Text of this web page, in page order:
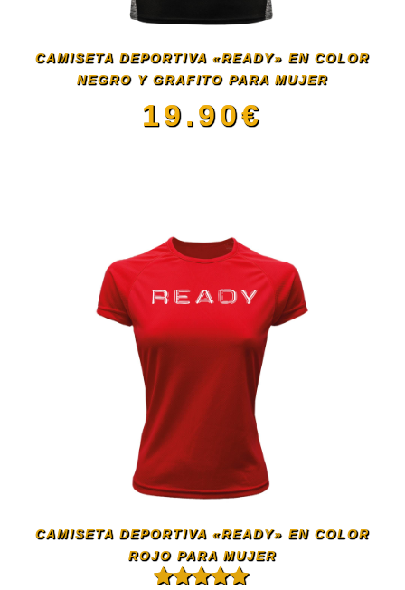
se
pueden
elegir
la
página
de
producto
CAMISETA DEPORTIVA «READY» EN COLOR
NEGRO Y GRAFITO PARA MUJER
19.90€
tiene
múltiples
variantes.
Las
opciones
se
pueden
CAMISETA DEPORTIVA «READY» EN COLOR
ROJO PARA MUJER